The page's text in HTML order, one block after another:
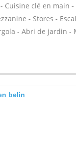
clé en main
- Stores -
- Abri de jardin
belin